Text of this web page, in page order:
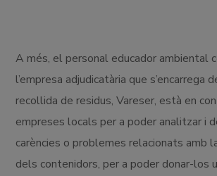
A més, el personal educador ambiental
l’empresa adjudicatària que s’encarrega
recollida de residus, Vareser, està en
empreses locals per a poder analitzar i
carències o problemes relacionats amb
dels contenidors, per a poder donar-los